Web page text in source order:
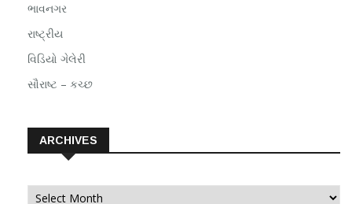
ભાવનગર
રાષ્ટ્રીય
વિડિયો ગેલેરી
સૌરાષ્ટ – કચ્છ
ARCHIVES
Archives